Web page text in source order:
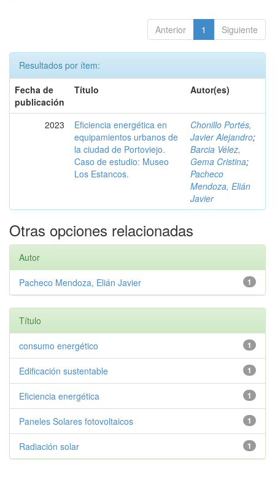
Anterior 1 Siguiente
Resultados por ítem:
Fecha de
publicación
Título Autor(es)
2023
Eficiencia energética en
equipamientos urbanos de
la ciudad de Portoviejo.
Caso de estudio: Museo
Los Estancos.
Chonillo Portés,
Javier Alejandro;
Barcia Vélez,
Gema Cristina;
Pacheco
Mendoza, Elián
Javier
Otras opciones relacionadas
Autor
1
Pacheco Mendoza, Elián Javier
Título
1
consumo energético
1
Edificación sustentable
1
Eficiencia energética
1
Paneles Solares fotovoltaicos
1
Radiación solar